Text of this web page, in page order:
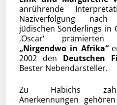
anrührende
Naziverfolgung
jüdischen Sonderlings in
‚Oscar‘ prämierten
„Nirgendwo in Afrika“
2002 den Deutschen
Bester Nebendarsteller.
Zu Habichs
Anerkennungen